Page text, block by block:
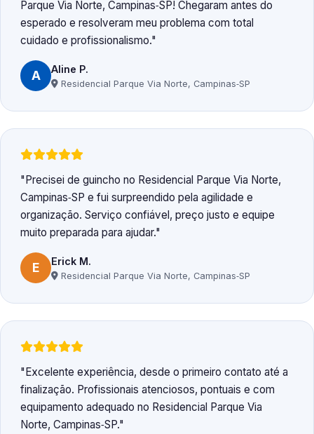
Parque Via Norte, Campinas‑SP! Chegaram antes do
esperado e resolveram meu problema com total
cuidado e profissionalismo.
A Aline P.
Residencial Parque Via Norte, Campinas‑SP
Precisei de guincho no Residencial Parque Via Norte,
Campinas‑SP e fui surpreendido pela agilidade e
organização. Serviço confiável, preço justo e equipe
muito preparada para ajudar.
E Erick M.
Residencial Parque Via Norte, Campinas‑SP
Excelente experiência, desde o primeiro contato até a
finalização. Profissionais atenciosos, pontuais e com
equipamento adequado no Residencial Parque Via
Norte, Campinas‑SP.